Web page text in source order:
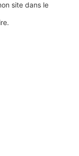
site dans le